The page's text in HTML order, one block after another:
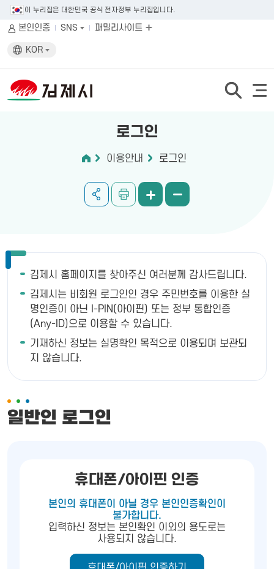
이 누리집은 대한민국 공식 전자정부 누리집입니다.
본인인증 SNS 패밀리사이트
KOR
로그인
이용안내 로그인
김제시 홈페이지를 찾아주신 여러분께 감사드립니다.
김제시는 비회원 로그인인 경우 주민번호를 이용한 실
명인증이 아닌 I-PIN(아이핀) 또는 정부 통합인증
(Any-ID)으로 이용할 수 있습니다.
기재하신 정보는 실명확인 목적으로 이용되며 보관되
지 않습니다.
일반인 로그인
휴대폰/아이핀 인증
본인의 휴대폰이 아닐 경우 본인인증확인이
불가합니다.
입력하신 정보는 본인확인 이외의 용도로는
사용되지 않습니다.